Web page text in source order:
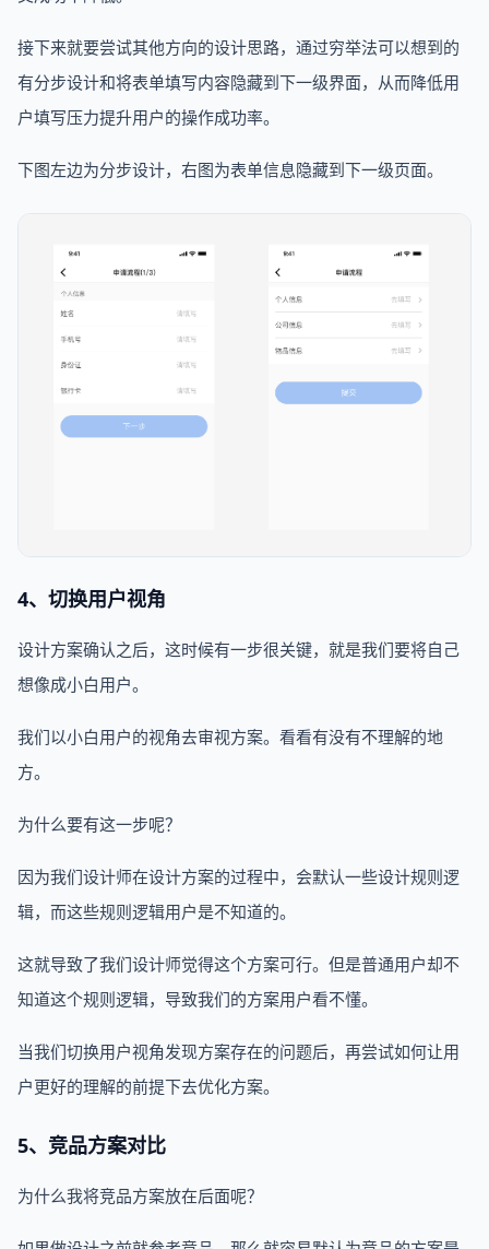
接下来就要尝试其他方向的设计思路，通过穷举法可以想到的
有分步设计和将表单填写内容隐藏到下一级界面，从而降低用
户填写压力提升用户的操作成功率。
下图左边为分步设计，右图为表单信息隐藏到下一级页面。
4、切换用户视角
设计方案确认之后，这时候有一步很关键，就是我们要将自己
想像成小白用户。
我们以小白用户的视角去审视方案。看看有没有不理解的地
方。
为什么要有这一步呢？
因为我们设计师在设计方案的过程中，会默认一些设计规则逻
辑，而这些规则逻辑用户是不知道的。
这就导致了我们设计师觉得这个方案可行。但是普通用户却不
知道这个规则逻辑，导致我们的方案用户看不懂。
当我们切换用户视角发现方案存在的问题后，再尝试如何让用
户更好的理解的前提下去优化方案。
5、竞品方案对比
为什么我将竞品方案放在后面呢？